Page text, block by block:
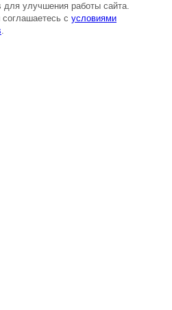
улучшения работы сайта.
с условиями
.